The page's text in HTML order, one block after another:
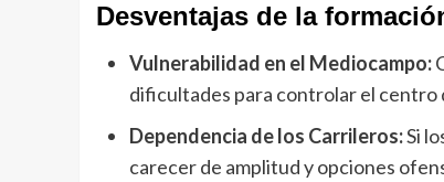
Desventajas de la
Vulnerabilidad en el Mediocampo:
dificultades para controlar el centro
Dependencia de los Carrileros:Si
carecer de amplitud y opciones